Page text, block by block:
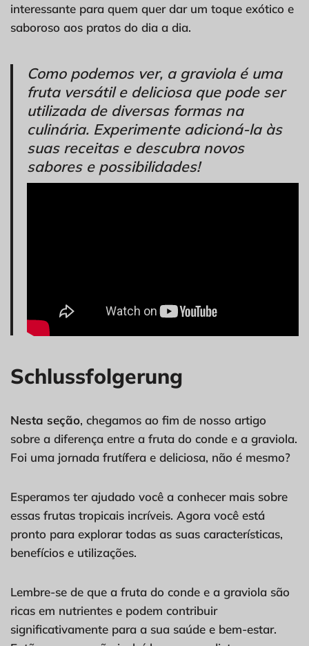
interessante para quem quer dar um toque exótico e
saboroso aos pratos do dia a dia.
Como podemos ver, a graviola é uma
fruta versátil e deliciosa que pode ser
utilizada de diversas formas na
culinária. Experimente adicioná-la às
suas receitas e descubra novos
sabores e possibilidades!
Schlussfolgerung
Nesta seção, chegamos ao fim de nosso artigo
sobre a diferença entre a fruta do conde e a graviola.
Foi uma jornada frutífera e deliciosa, não é mesmo?
Esperamos ter ajudado você a conhecer mais sobre
essas frutas tropicais incríveis. Agora você está
pronto para explorar todas as suas características,
benefícios e utilizações.
Lembre-se de que a fruta do conde e a graviola são
ricas em nutrientes e podem contribuir
significativamente para a sua saúde e bem-estar.